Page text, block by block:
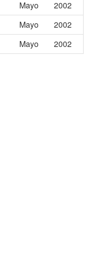
Mayo
2002
Mayo
2002
Mayo 2002